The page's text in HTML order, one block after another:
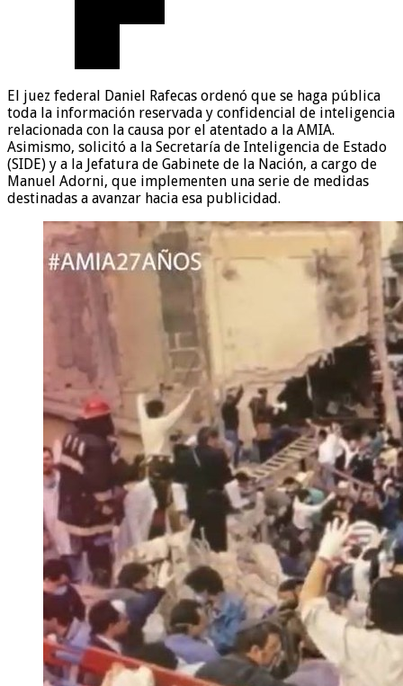
El juez federal Daniel Rafecas ordenó que se haga pública
toda la información reservada y confidencial de inteligencia
relacionada con la causa por el atentado a la AMIA.
Asimismo, solicitó a la Secretaría de Inteligencia de Estado
(SIDE) y a la Jefatura de Gabinete de la Nación, a cargo de
Manuel Adorni, que implementen una serie de medidas
destinadas a avanzar hacia esa publicidad.